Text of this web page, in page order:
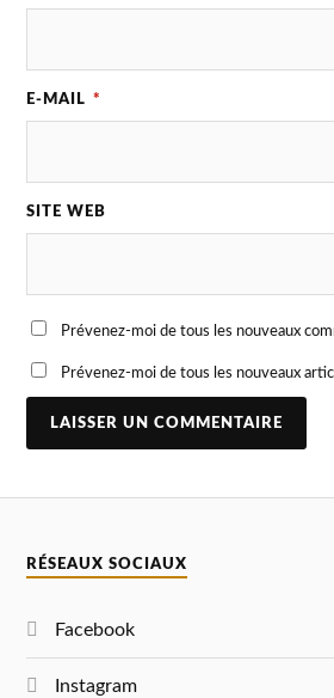
E-MAIL *
SITE WEB
Prévenez-moi de tous les nouveaux
Prévenez-moi de tous les nouveaux
T
A
V
E
:
RÉSEAUX SOCIAUX
Facebook
Instagram